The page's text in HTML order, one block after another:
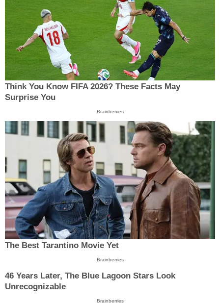
Think You Know FIFA 2026? These Facts May
Surprise You
Brainberries
The Best Tarantino Movie Yet
Brainberries
46 Years Later, The Blue Lagoon Stars Look
Unrecognizable
Brainberries